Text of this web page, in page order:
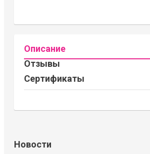
Описание
Отзывы
Сертификаты
Новости